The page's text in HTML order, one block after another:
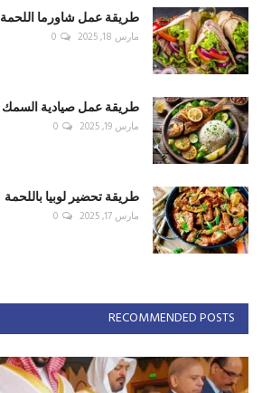
طريقة عمل شاورما اللحمة
مارس 18, 2025 0
طريقة عمل صيادية السمك
مارس 19, 2025 0
طريقة تحضير لوبيا باللحمة
مارس 17, 2025 0
RECOMMENDED POSTS